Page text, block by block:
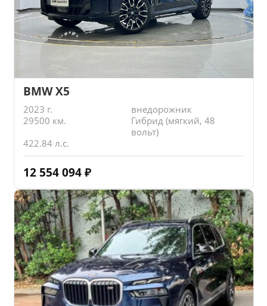
BMW X5
2023 г.
внедорожник
29500 км.
Гибрид (мягкий, 48
вольт)
422.84 л.с.
12 554 094 ₽